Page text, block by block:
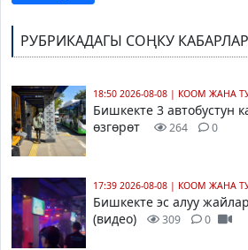
РУБРИКАДАГЫ СОҢКУ КАБАРЛАР
18:50 2026-08-08 | КООМ ЖАНА
Бишкекте 3 автобустун
өзгөрөт
264 0
17:39 2026-08-08 | КООМ ЖАНА
Бишкекте эс алуу
(видео)
309 0